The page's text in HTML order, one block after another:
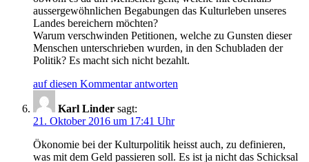
aussergewöhnlichen Begabungen das Kulturleben unseres
Landes bereichern möchten?
Warum verschwinden Petitionen, welche zu Gunsten dieser
Menschen unterschrieben wurden, in den Schubladen der
Politik? Es macht sich nicht bezahlt.
auf diesen Kommentar antworten
Karl Linder sagt:
21. Oktober 2016 um 17:41 Uhr
Ökonomie bei der Kulturpolitik heisst auch, zu definieren,
was mit dem Geld passieren soll. Es ist ja nicht das Schicksal